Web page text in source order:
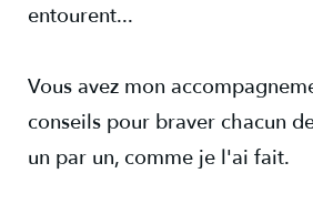
entourent...
Vous avez mon
conseils pour braver chacun
un par un, comme je l'ai fait.